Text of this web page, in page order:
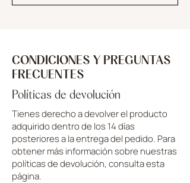
CONDICIONES Y PREGUNTAS
FRECUENTES
Políticas de devolución
Tienes derecho a devolver el producto
adquirido dentro de los 14 días
posteriores a la entrega del pedido. Para
obtener más información sobre nuestras
políticas de devolución, consulta esta
página.